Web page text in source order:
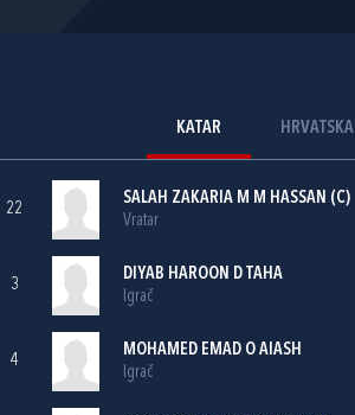
KATAR HRVATSKA
22
SALAH ZAKARIA M M HASSAN (C)
Vratar
3
DIYAB HAROON D TAHA
Igrač
4
MOHAMED EMAD O AIASH
Igrač